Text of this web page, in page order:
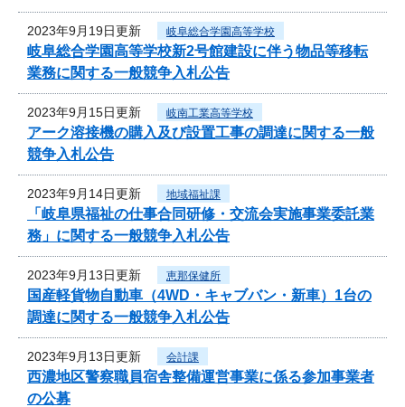
2023年9月19日更新 岐阜総合学園高等学校
岐阜総合学園高等学校新2号館建設に伴う物品等移転
業務に関する一般競争入札公告
2023年9月15日更新 岐南工業高等学校
アーク溶接機の購入及び設置工事の調達に関する一般
競争入札公告
2023年9月14日更新 地域福祉課
「岐阜県福祉の仕事合同研修・交流会実施事業委託業
務」に関する一般競争入札公告
2023年9月13日更新 恵那保健所
国産軽貨物自動車（4WD・キャブバン・新車）1台の
調達に関する一般競争入札公告
2023年9月13日更新 会計課
西濃地区警察職員宿舎整備運営事業に係る参加事業者
の公募